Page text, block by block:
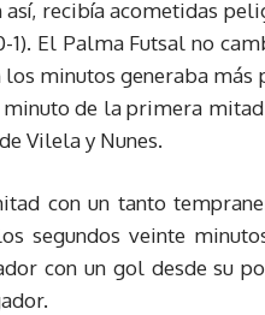
así, recibía acometidas
El Palma Futsal no
los minutos generaba
de la primera
Vilela y Nunes.
con un tanto
segundos veinte
con un gol desde su